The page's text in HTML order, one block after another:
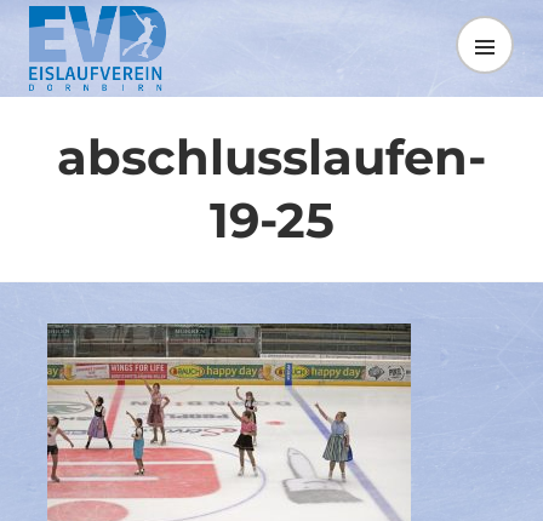
Springe
zum
Inhalt
MENÜ
abschlusslaufen-
19-25